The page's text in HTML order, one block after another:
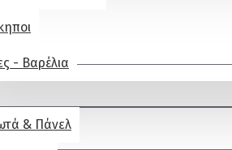
- Βαρέλια
& Πάνελ